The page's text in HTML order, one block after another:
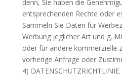
denn, Sie haben die
entsprechenden Rechte oder
Sammeln Sie Daten für
Werbung jeglicher Art und g.
oder für andere kommerzielle
vorherige Anfrage oder
4) DATENSCHUTZRICHTLINIE.